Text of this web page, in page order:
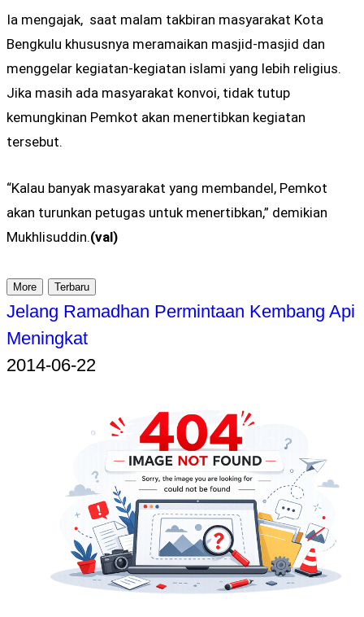
Ia mengajak, saat malam takbiran masyarakat Kota
Bengkulu khususnya meramaikan masjid-masjid dan
menggelar kegiatan-kegiatan islami yang lebih religius.
Jika masih ada masyarakat konvoi, tidak tutup
kemungkinan Pemkot akan menertibkan kegiatan
tersebut.
“Kalau banyak masyarakat yang membandel, Pemkot
akan turunkan petugas untuk menertibkan,” demikian
Mukhlisuddin.(val)
More Terbaru
Jelang Ramadhan Permintaan Kembang Api
Meningkat
2014-06-22